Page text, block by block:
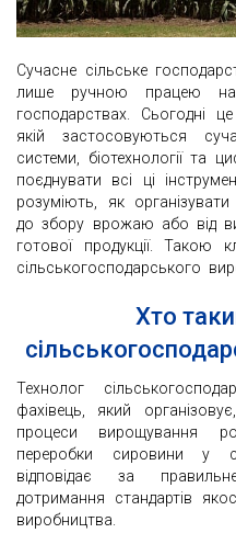
Сучасне сільське
лише ручною працею
господарствах. Сьогодні
якій застосовуються
системи, біотехнології та
поєднувати всі ці
розуміють, як
до збору врожаю або від
готової продукції.
сільськогосподарського
Хто
Технолог
фахівець, який
процеси вирощування
переробки сировини у
відповідає за
дотримання стандартів
виробництва.